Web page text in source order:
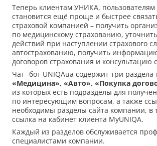
Теперь клиентам УНИКА, пользователям
становится ещё проще и быстрее
страховой компанией – получить
по медицинскому страхованию,
действий при наступлении страхового
автострахованию, получить
договоров страхования и консультацию
Чат -бот UNIQAua содержит три
«Медицина», «Авто», «Покупка
из которых есть подразделы для
по интересующим вопросам, а также
необходимы разделы сайта компании, в
ссылка на кабинет клиента MyUNIQA.
Каждый из разделов обслуживается
специалистами компании.